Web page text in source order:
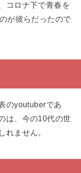
コロナ下で青春を
が彼らだったので
のyoutuberであ
は、今の10代の世
れません。